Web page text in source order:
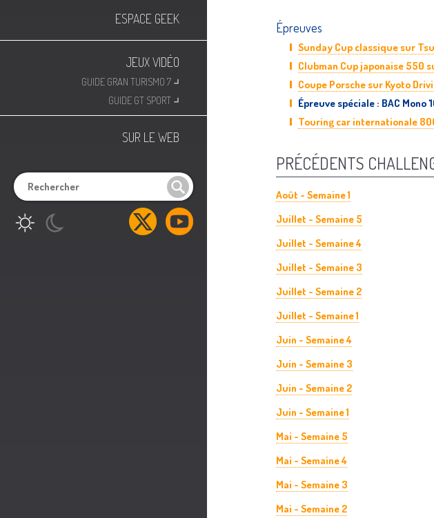
ESPACE GEEK
JEUX VIDÉO
GUIDE GRAN TURISMO 7 ⌟
GUIDE GT SPORT ⌟
SUR LE WEB
Épreuves
Sunday Cup classique sur
Clubman Cup japonaise 550
Coupe Porsche sur Kyoto
Épreuve spéciale : BAC
Touring car internationale
PRÉCÉDENTS
Août - Semaine 1
Juillet - Semaine 5
Juillet - Semaine 4
Juillet - Semaine 3
Juillet - Semaine 2
Juillet - Semaine 1
Juin - Semaine 4
Juin - Semaine 3
Juin - Semaine 2
Juin - Semaine 1
Mai - Semaine 5
Mai - Semaine 4
Mai - Semaine 3
Mai - Semaine 2